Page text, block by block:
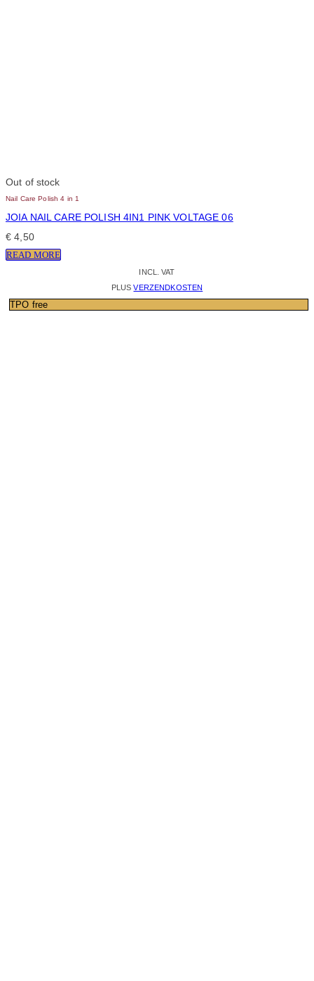
Out of stock
Nail Care Polish 4 in 1
JOIA NAIL CARE POLISH 4IN1 PINK VOLTAGE 06
€ 4,50
READ MORE
INCL. VAT
PLUSVERZENDKOSTEN
TPO free